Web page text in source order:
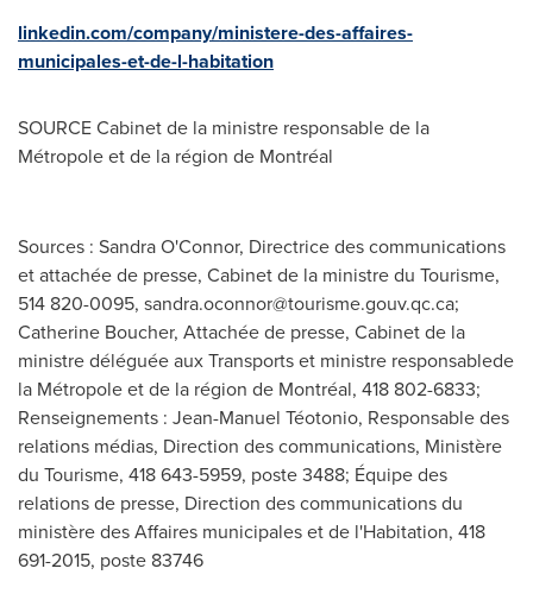
linkedin.com/company/ministere-des-affaires-
municipales-et-de-l-habitation
SOURCE Cabinet de la ministre responsable de la
Métropole et de la région de Montréal
Sources : Sandra O'Connor, Directrice des communications
et attachée de presse, Cabinet de la ministre du Tourisme,
514 820-0095, sandra.oconnor@tourisme.gouv.qc.ca;
Catherine Boucher, Attachée de presse, Cabinet de la
ministre déléguée aux Transports et ministre responsablede
la Métropole et de la région de Montréal, 418 802-6833;
Renseignements : Jean-Manuel Téotonio, Responsable des
relations médias, Direction des communications, Ministère
du Tourisme, 418 643-5959, poste 3488; Équipe des
relations de presse, Direction des communications du
ministère des Affaires municipales et de l'Habitation, 418
691-2015, poste 83746